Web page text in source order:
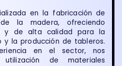
en la fabricación de
la madera, ofreciendo
y de alta calidad para la
y la producción de tableros.
en el sector, nos
de materiales